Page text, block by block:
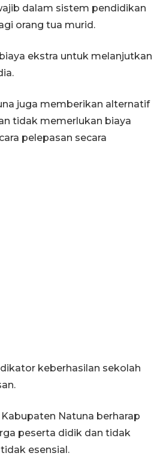
dalam sistem pendidikan
orang tua murid.
ekstra untuk melanjutkan
juga memberikan alternatif
tidak memerlukan biaya
pelepasan secara
keberhasilan sekolah
Natuna berharap
peserta didik dan tidak
esensial.